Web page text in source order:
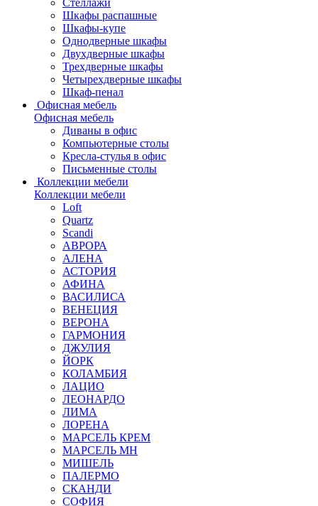
Стеллажи
Шкафы распашные
Шкафы-купе
Однодверные шкафы
Двухдверные шкафы
Трехдверные шкафы
Четырехдверные шкафы
Шкаф-пенал
Офисная мебель
Офисная мебель
Диваны в офис
Компьютерные столы
Кресла-стулья в офис
Письменные столы
Коллекции мебели
Коллекции мебели
Loft
Quartz
Scandi
АВРОРА
АЛЕНА
АСТОРИЯ
АФИНА
ВАСИЛИСА
ВЕНЕЦИЯ
ВЕРОНА
ГАРМОНИЯ
ДЖУЛИЯ
ЙОРК
КОЛАМБИЯ
ЛАЦИО
ЛЕОНАРДО
ЛИМА
ЛОРЕНА
МАРСЕЛЬ КРЕМ
МАРСЕЛЬ МН
МИШЕЛЬ
ПАЛЕРМО
СКАНДИ
СОФИЯ